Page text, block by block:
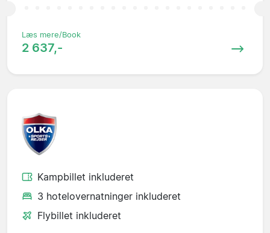
Læs mere/Book
2 637,-
Kampbillet inkluderet
3 hotelovernatninger inkluderet
Flybillet inkluderet